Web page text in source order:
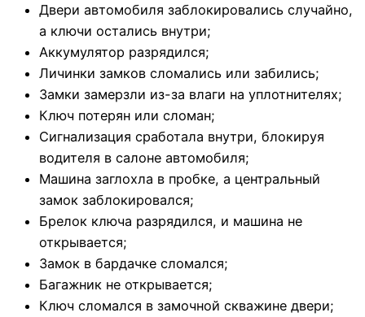
Двери автомобиля заблокировались случайно,
а ключи остались внутри;
Аккумулятор разрядился;
Личинки замков сломались или забились;
Замки замерзли из-за влаги на уплотнителях;
Ключ потерян или сломан;
Сигнализация сработала внутри, блокируя
водителя в салоне автомобиля;
Машина заглохла в пробке, а центральный
замок заблокировался;
Брелок ключа разрядился, и машина не
открывается;
Замок в бардачке сломался;
Багажник не открывается;
Ключ сломался в замочной скважине двери;